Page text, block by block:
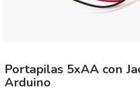
Portapilas 5xAA con
Arduino